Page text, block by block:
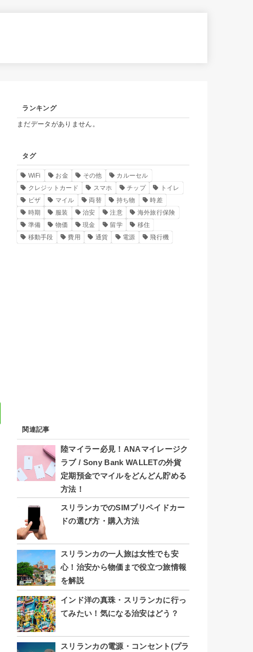
ランキング
まだデータがありません。
タグ
WiFi お金 その他
カルーセル
クレジットカード
スマホ チップ
トイレ
ビザ
マイル 両替 持ち物
時差
時期
服装 治安 注意
海外旅行保険
準備
物価 現金 留学
移住
移動手段
費用 通貨 電源 飛行機
関連記事
陸マイラー必見！ANAマイレージク
ラブ / Sony Bank WALLETの外貨
定期預金でマイルをどんどん貯める
方法！
スリランカでのSIMプリペイドカー
ドの選び方・購入方法
スリランカの一人旅は女性でも安
心！治安から物価まで役立つ旅情報
を解説
インド洋の真珠・スリランカに行っ
てみたい！気になる治安はどう？
スリランカの電源・コンセント(プラ